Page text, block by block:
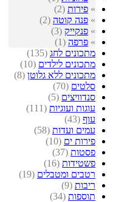
» פירות (2)
» פנה קוטה (2)
» פנקייק (3)
» פרפה (1)
מתכונים לחג (135)
מתכונים לילדים (10)
מתכונים ללא גלוטן (8)
סלטים (70)
סנדוויצים (5)
עוגות ועוגיות (111)
עוף (43)
עמים ועדות (58)
פירות ים (10)
פסטות (37)
פשטידות (16)
רטבים ומטבלים (19)
ריבות (9)
תוספות (34)